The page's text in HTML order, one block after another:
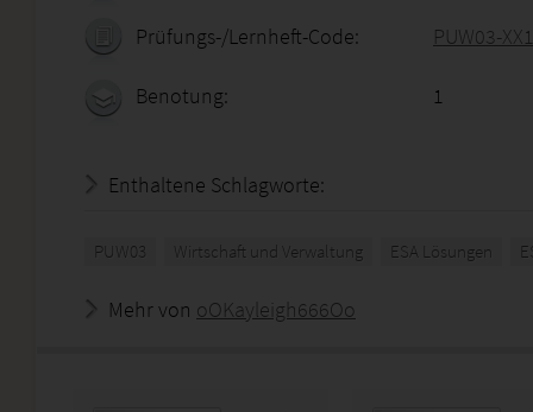
Prüfungs-/Lernheft-Code: PUW03-
Benotung: 1
Enthaltene Schlagworte:
PUW03 Wirtschaft und Verwaltung ESA Lösungen
Mehr von oOKayleigh666Oo